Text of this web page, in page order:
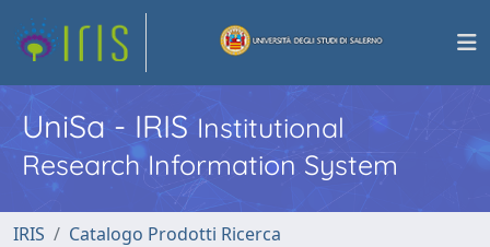
UniSa - IRISInstitutional
Research Information System
IRIS
Catalogo Prodotti Ricerca